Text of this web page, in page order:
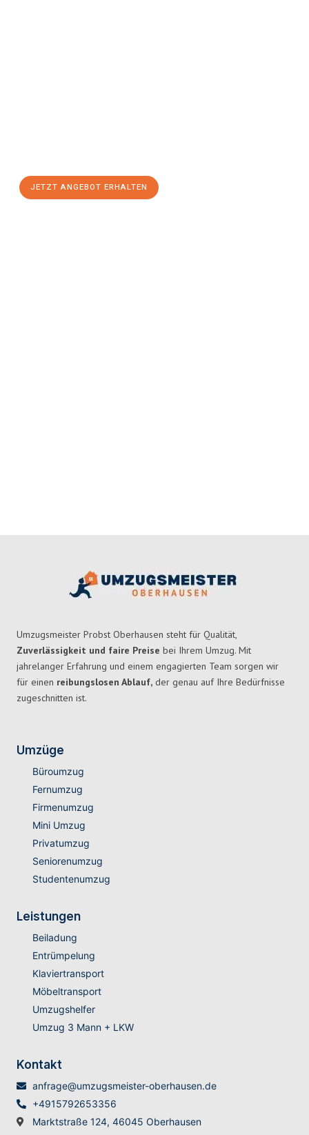
JETZT ANGEBOT ERHALTEN
Umzugsmeister Probst Oberhausen steht für Qualität,
Zuverlässigkeit und faire Preise bei Ihrem Umzug. Mit
jahrelanger Erfahrung und einem engagierten Team sorgen wir
für einen reibungslosen Ablauf, der genau auf Ihre Bedürfnisse
zugeschnitten ist.
Umzüge
Büroumzug
Fernumzug
Firmenumzug
Mini Umzug
Privatumzug
Seniorenumzug
Studentenumzug
Leistungen
Beiladung
Entrümpelung
Klaviertransport
Möbeltransport
Umzugshelfer
Umzug 3 Mann + LKW
Kontakt
anfrage@umzugsmeister-oberhausen.de
+4915792653356
Marktstraße 124, 46045 Oberhausen